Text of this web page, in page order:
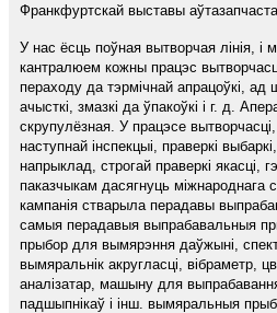
Франкфуртскай выставы аўтазапчастак
У нас ёсць поўная вытворчая лінія, і
кантралюем кожны працэс
пераходу да тэрмічнай апрацоўкі, ад
ачысткі, змазкі да ўпакоўкі і г. д.
скрупулёзная. У працэсе
наступнай інспекцыі, праверкі
напрыклад, строгай праверкі якасці,
паказчыкам дасягнуць міжнароднага
кампанія стварыла перадавы
самыя перадавыя выпрабавальныя
прыбор для вымярэння даўжыні,
вымяральнік акругласці, вібраметр,
аналізатар, машыну для
падшыпнікаў і інш. вымяральныя